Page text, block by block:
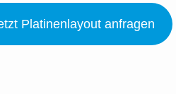
Platinenlayout anfragen